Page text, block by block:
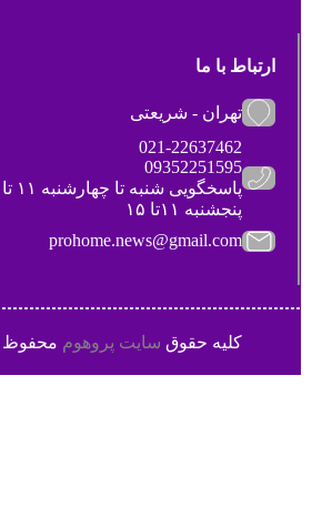
ارتباط با ما
تهران - شریعتی
021-22637462
09352251595
پاسخگویی شنبه تا چهارشنبه ۱۱ تا ۱۹
پنجشنبه ۱۱تا ۱۵
prohome.news@gmail.com
کلیه حقوقسایت پروهوممحفوظ است